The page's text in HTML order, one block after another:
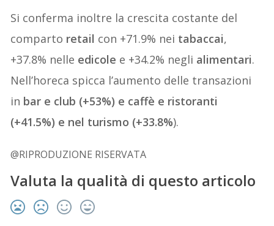
Si conferma inoltre la crescita costante del
comparto retail con +71.9% nei tabaccai,
+37.8% nelle edicole e +34.2% negli alimentari.
Nell’horeca spicca l’aumento delle transazioni
in bar e club (+53%) e caffè e ristoranti
(+41.5%) e nel turismo (+33.8%).
@RIPRODUZIONE RISERVATA
Valuta la qualità di questo articolo